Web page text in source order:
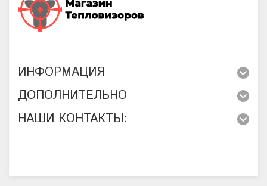
ИНФОРМАЦИЯ
ДОПОЛНИТЕЛЬНО
НАШИ КОНТАКТЫ: